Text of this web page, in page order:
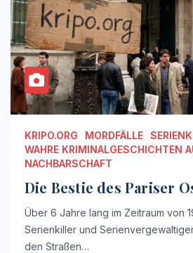
KRIPO.ORG MORDFÄLLE
WAHRE KRIMINALGESCHICHTEN
NACHBARSCHAFT
Die Bestie des Pariser
Über 6 Jahre lang im Zeitraum von
Serienkiller und
den Straßen…